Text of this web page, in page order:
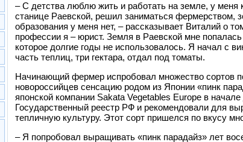
– С детства люблю жить и работать на земле, у меня
станице Раевской, решил заниматься фермерством,
образования у меня нет, – рассказывает Виталий о
профессии я – юрист. Земля в Раевской мне
которое долгие годы не использовалось. Я начал с
часть теплиц, три гектара, отдал под томаты.
Начинающий фермер испробовал множество сортов
новороссийцев сенсацию родом из Японии «пинк
японской компании Sakata Vegetables Europe в
Государственный реестр РФ и рекомендовали для
тепличную культуру. Этот сорт пришелся по вкусу
– Я попробовал выращивать «пинк парадайз» лет